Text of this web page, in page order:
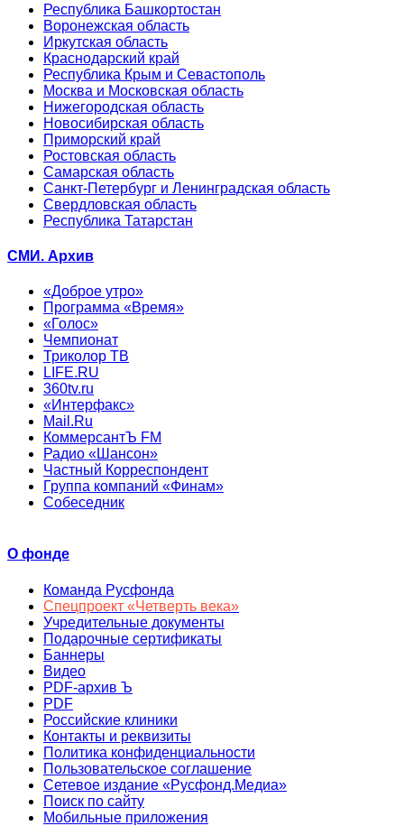
Республика Башкортостан
Воронежская область
Иркутская область
Краснодарский край
Республика Крым и Севастополь
Москва и Московская область
Нижегородская область
Новосибирская область
Приморский край
Ростовская область
Самарская область
Санкт-Петербург и Ленинградская область
Свердловская область
Республика Татарстан
СМИ. Архив
«Доброе утро»
Программа «Время»
«Голос»
Чемпионат
Триколор ТВ
LIFE.RU
360tv.ru
«Интерфакс»
Mail.Ru
КоммерсантЪ FM
Радио «Шансон»
Частный Корреспондент
Группа компаний «Финам»
Собеседник
О фонде
Команда Русфонда
Спецпроект «Четверть века»
Учредительные документы
Подарочные сертификаты
Баннеры
Видео
PDF-архив Ъ
PDF
Российские клиники
Контакты и реквизиты
Политика конфиденциальности
Пользовательское соглашение
Сетевое издание «Русфонд.Медиа»
Поиск по сайту
Мобильные приложения